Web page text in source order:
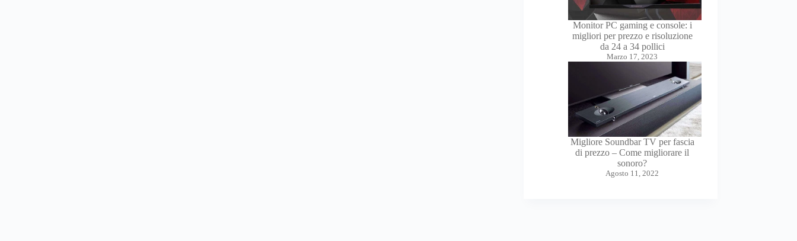
Monitor PC gaming e console: i
migliori per prezzo e risoluzione
da 24 a 34 pollici
Marzo 17, 2023
Migliore Soundbar TV per fascia
di prezzo – Come migliorare il
sonoro?
Agosto 11, 2022